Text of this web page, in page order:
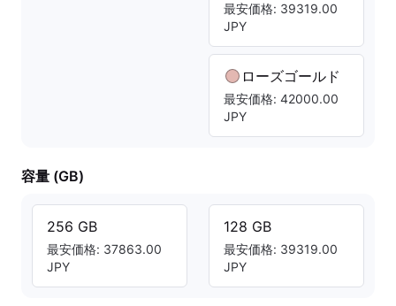
最安価格: 39319.00
JPY
ローズゴールド
最安価格: 42000.00
JPY
容量 (GB)
256 GB
最安価格: 37863.00
JPY
128 GB
最安価格: 39319.00
JPY